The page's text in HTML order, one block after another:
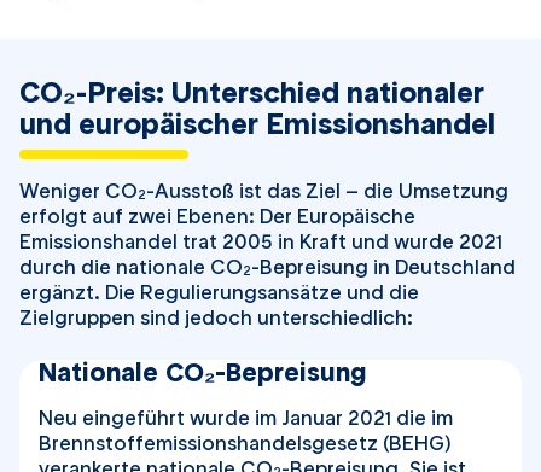
CO₂-Preis: Unterschied nationaler
und europäischer Emissionshandel
Weniger CO2-Ausstoß ist das Ziel – die Umsetzung
erfolgt auf zwei Ebenen: Der Europäische
Emissionshandel trat 2005 in Kraft und wurde 2021
durch die nationale CO2-Bepreisung in Deutschland
ergänzt. Die Regulierungsansätze und die
Zielgruppen sind jedoch unterschiedlich:
Nationale CO₂-Bepreisung
Neu eingeführt wurde im Januar 2021 die im
Brennstoffemissionshandelsgesetz (BEHG)